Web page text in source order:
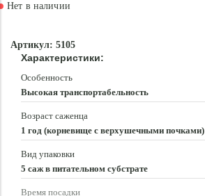
Нет в наличии
Артикул: 5105
Характеристики:
Особенность
Высокая транспортабельность
Возраст саженца
1 год (корневище с верхушечными почками)
Вид упаковки
5 саж в питательном субстрате
Время посадки